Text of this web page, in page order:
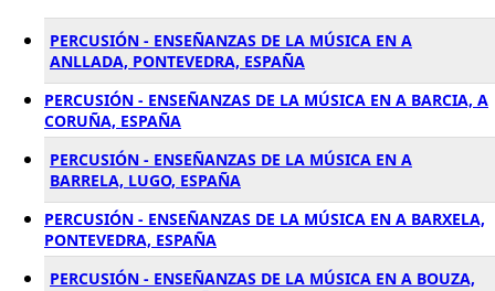
PERCUSIÓN - ENSEÑANZAS DE LA MÚSICA EN A
ANLLADA, PONTEVEDRA, ESPAÑA
PERCUSIÓN - ENSEÑANZAS DE LA MÚSICA EN A BARCIA, A
CORUÑA, ESPAÑA
PERCUSIÓN - ENSEÑANZAS DE LA MÚSICA EN A
BARRELA, LUGO, ESPAÑA
PERCUSIÓN - ENSEÑANZAS DE LA MÚSICA EN A BARXELA,
PONTEVEDRA, ESPAÑA
PERCUSIÓN - ENSEÑANZAS DE LA MÚSICA EN A BOUZA,